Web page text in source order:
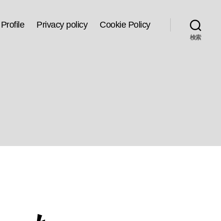
Profile Privacy policy Cookie Policy
検索